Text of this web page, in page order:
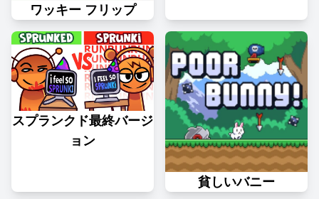
ワッキー フリップ
スプランクド最終バージ
ョン
貧しいバニー